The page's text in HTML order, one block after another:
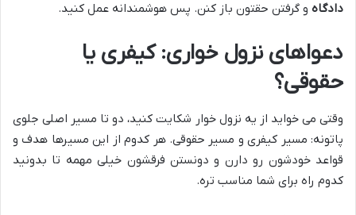
دادگاه و گرفتن حقتون باز کنن. پس هوشمندانه عمل کنید.
دعواهای نزول خواری: کیفری یا
حقوقی؟
وقتی می خواید از یه نزول خوار شکایت کنید، دو تا مسیر اصلی جلوی
پاتونه: مسیر کیفری و مسیر حقوقی. هر کدوم از این مسیرها هدف و
قواعد خودشون رو دارن و دونستن فرقشون خیلی مهمه تا بدونید
کدوم راه برای شما مناسب تره.